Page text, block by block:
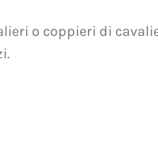
o coppieri di